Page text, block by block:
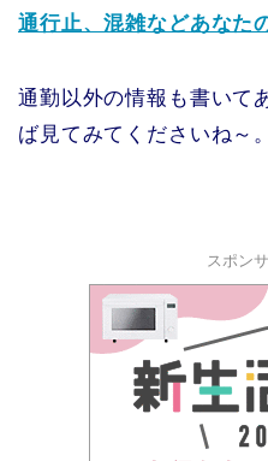
通行止、混雑などあなた
通勤以外の情報も書いて
ば見てみてくださいね～。
スポン